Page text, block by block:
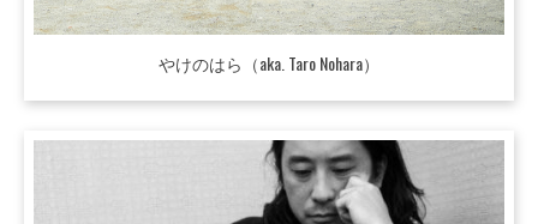
やけのはら（aka. Taro Nohara）